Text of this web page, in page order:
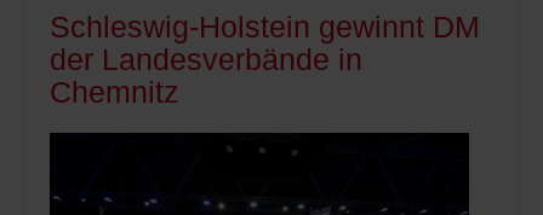
Schleswig-Holstein gewinnt DM
der Landesverbände in
Chemnitz